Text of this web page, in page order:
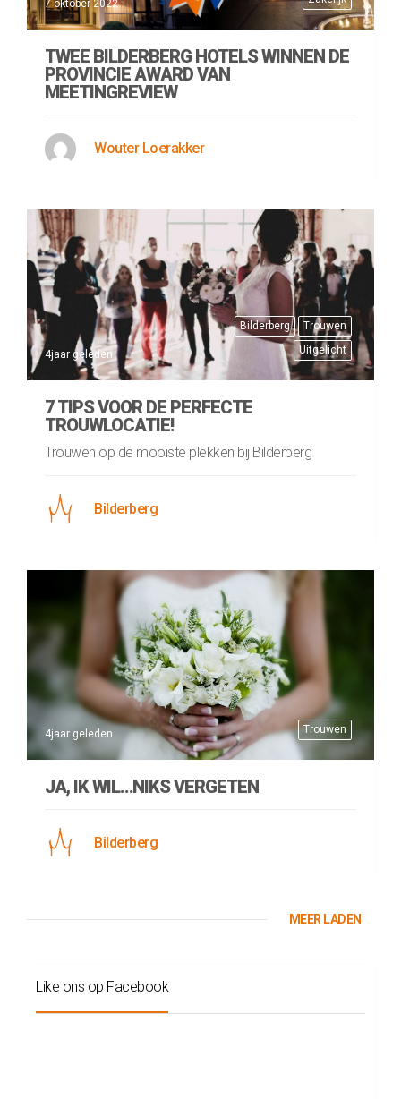
7 oktober 2022
TWEE BILDERBERG HOTELS WINNEN DE
PROVINCIE AWARD VAN
MEETINGREVIEW
Wouter Loerakker
Bilderberg
Trouwen
Uitgelicht
4jaar geleden
7 TIPS VOOR DE PERFECTE
TROUWLOCATIE!
Trouwen op de mooiste plekken bij Bilderberg
Bilderberg
Trouwen
4jaar geleden
JA, IK WIL…NIKS VERGETEN
Bilderberg
MEER LADEN
Like ons op Facebook